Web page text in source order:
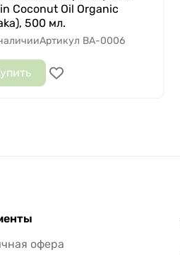
Coconut Oil Organic
500 мл.
Артикул BA-0006
офера